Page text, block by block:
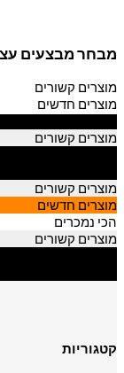
מבחר מבצעים
מוצרים קשורים
מוצרים חדשים
מוצרים קשורים
מוצרים קשורים
מוצרים חדשים
הכי נמכרים
מוצרים קשורים
קטגוריות